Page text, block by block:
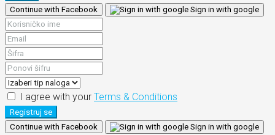
Continue with Facebook
Sign in with google
I agree with your Terms & Conditions
Registruj se
Continue with Facebook
Sign in with google